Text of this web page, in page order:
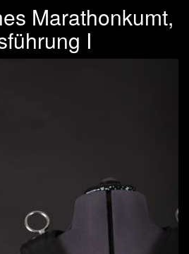
Marathonkumt,
I